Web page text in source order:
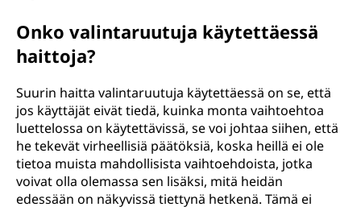
Onko valintaruutuja käytettäessä
haittoja?
Suurin haitta valintaruutuja käytettäessä on se, että
jos käyttäjät eivät tiedä, kuinka monta vaihtoehtoa
luettelossa on käytettävissä, se voi johtaa siihen, että
he tekevät virheellisiä päätöksiä, koska heillä ei ole
tietoa muista mahdollisista vaihtoehdoista, jotka
voivat olla olemassa sen lisäksi, mitä heidän
edessään on näkyvissä tiettynä hetkenä. Tämä ei